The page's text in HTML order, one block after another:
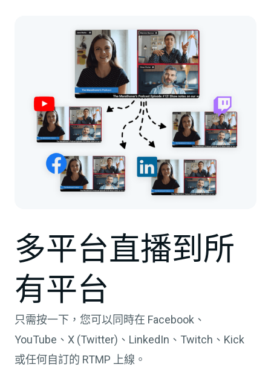
多平台直播到所
有平台
只需按一下，您可以同時在 Facebook、
YouTube、X (Twitter)、LinkedIn、Twitch、Kick
或任何自訂的 RTMP 上線。